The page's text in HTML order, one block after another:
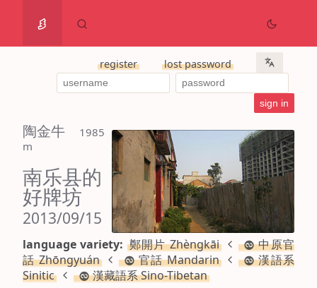
register lost password
陶金牛
1985
m
南乐县的
好牌坊
2013/09/15
language variety: 鄭開片 Zhèngkāi
中原官
話 Zhōngyuán
官話 Mandarin
漢語系
Sinitic
漢藏語系 Sino-Tibetan